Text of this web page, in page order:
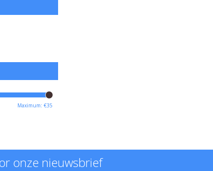
Maximum: €35
onze nieuwsbrief